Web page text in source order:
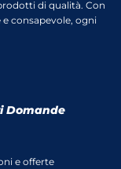
di qualità. Con
e consapevole, ogni
Domande
e offerte